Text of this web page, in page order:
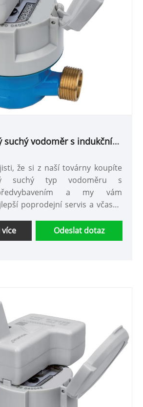
suchý vodoměr s indukčním
že si z naší továrny koupíte
suchý typ vodoměru s
a my vám
poprodejní servis a včasné
Odeslat dotaz